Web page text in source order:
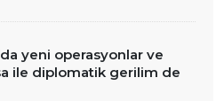
yeni operasyonlar ve
ile diplomatik gerilim de